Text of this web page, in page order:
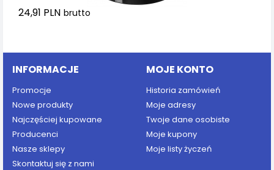
24,91 PLN brutto
INFORMACJE
Promocje
Nowe produkty
Najczęściej kupowane
Producenci
Nasze sklepy
Skontaktuj się z nami
MOJE KONTO
Historia zamówień
Moje adresy
Twoje dane osobiste
Moje kupony
Moje listy życzeń